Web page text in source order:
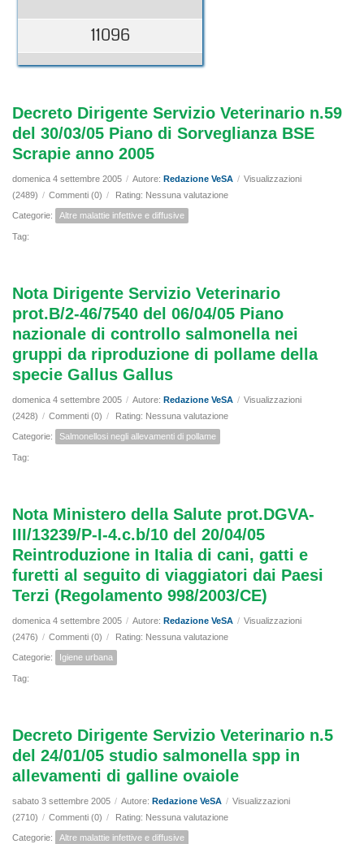
11096
Decreto Dirigente Servizio Veterinario n.59
del 30/03/05 Piano di Sorveglianza BSE
Scrapie anno 2005
domenica 4 settembre 2005 / Autore: Redazione VeSA / Visualizzazioni
(2489) / Commenti (0) / Rating: Nessuna valutazione
Categorie: Altre malattie infettive e diffusive
Tag:
Nota Dirigente Servizio Veterinario
prot.B/2-46/7540 del 06/04/05 Piano
nazionale di controllo salmonella nei
gruppi da riproduzione di pollame della
specie Gallus Gallus
domenica 4 settembre 2005 / Autore: Redazione VeSA / Visualizzazioni
(2428) / Commenti (0) / Rating: Nessuna valutazione
Categorie: Salmonellosi negli allevamenti di pollame
Tag:
Nota Ministero della Salute prot.DGVA-
III/13239/P-I-4.c.b/10 del 20/04/05
Reintroduzione in Italia di cani, gatti e
furetti al seguito di viaggiatori dai Paesi
Terzi (Regolamento 998/2003/CE)
domenica 4 settembre 2005 / Autore: Redazione VeSA / Visualizzazioni
(2476) / Commenti (0) / Rating: Nessuna valutazione
Categorie: Igiene urbana
Tag:
Decreto Dirigente Servizio Veterinario n.5
del 24/01/05 studio salmonella spp in
allevamenti di galline ovaiole
sabato 3 settembre 2005 / Autore: Redazione VeSA / Visualizzazioni
(2710) / Commenti (0) / Rating: Nessuna valutazione
Categorie: Altre malattie infettive e diffusive